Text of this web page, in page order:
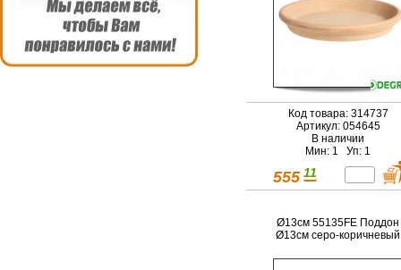
Код товара: 314737
Артикул: 054645
В наличии
Мин: 1 Уп: 1
555 11
Ø13см 55135FE Поддон
Ø13см серо-коричневый